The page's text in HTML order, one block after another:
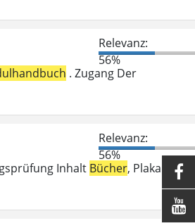
Relevanz:
56%
. Zugang Der
Relevanz:
56%
Inhalt Bücher, Plakate, 
